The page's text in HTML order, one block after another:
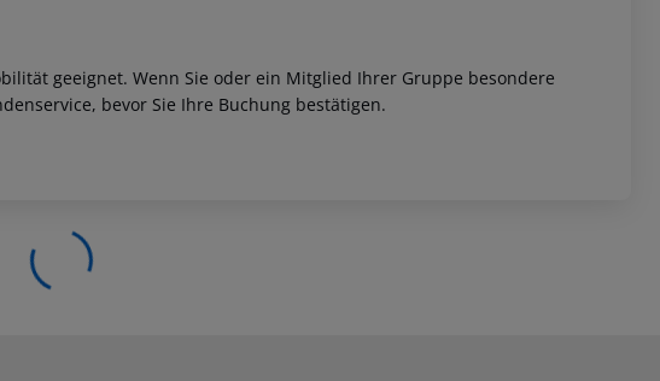
geeignet. Wenn Sie oder ein Mitglied Ihrer Gruppe besondere
bevor Sie Ihre Buchung bestätigen.